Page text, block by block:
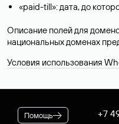
«paid-till»: дата, до
Описание полей для
национальных доменах
Условия использования
Помощь +7